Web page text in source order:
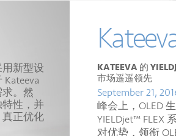
新型设
。然
性，并
正优化
KATEEVA 的
市场遥遥领先
September 21,
峰会上，OLED
YIELDjet™ FLEX
对优势，领衔